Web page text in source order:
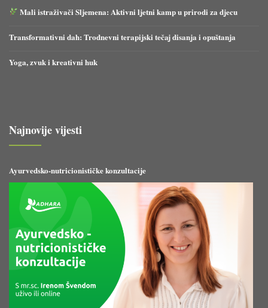
Mali istraživači Sljemena: Aktivni ljetni kamp u prirodi za djecu
Transformativni dah: Trodnevni terapijski tečaj disanja i opuštanja
Yoga, zvuk i kreativni huk
Najnovije vijesti
Ayurvedsko-nutricionističke konzultacije